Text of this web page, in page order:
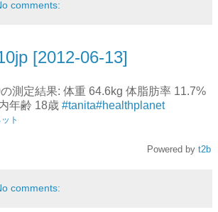
comments:
[2012-06-13]
測定結果: 体重 64.6kg 体脂肪率 11.7%
年齢 18歳 #tanita#healthplanet
ト
Powered by t2b
comments: